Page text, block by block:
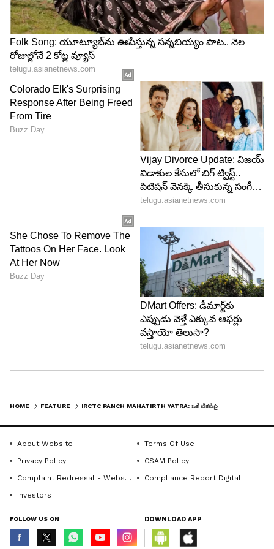
Image Credit :Gemini AI
ప్యాకేజీ ధరలు, క్లాస్ వివరాలు
ఈ భక్తి యాత్రలో బడ్జెట్‌ను బట్టి మూడు రకాల క్లాస్‌లను
అందుబాటులో ఉంచారు. ఎకానమీ క్లాస్ (స్లీపర్), స్టాండర్డ్
క్లాస్ (3AC), మరో స్టాండర్డ్ క్లాస్ (2AC) ఆప్షన్స్ ఉన్నాయి.
• స్టాండర్డ్ (3AC): ఒకరికి రూ. 24,200/-
• ఎకానమీ (SL): ఒకరికి రూ. 40,100/-
• స్టాండర్డ్ (2AC): ఒకరికి రూ. 49,500/-
ప్యాకేజీ ధరలోనే రైలు ప్రయాణం, ప్యూర్ వెజిటేరియన్
బ్రేక్‌ఫాస్ట్, లంచ్, డిన్నర్ కవర్ అవుతాయి. స్లీపర్ క్లాస్ వారికి
నాన్ ఏసీ బడ్జెట్ హోటళ్లలో, ఏసీ క్లాస్ వారికి ఏసీ బడ్జెట్
హోటళ్లలో ట్విన్/ట్రిపుల్ షేరింగ్ బేసిస్‌పై బస కల్పిస్తారు.
అలాగే లోకల్ సైట్ సీయింగ్ కోసం నాన్-ఏసీ బస్సులు
ఉంటాయి. రోజుకు రెండు వాటర్ బాటిళ్లు, ట్రావెల్
ఇన్సూరెన్స్, రైలులో సెక్యూరిటీ స్టాఫ్, అనౌన్స్‌మెంట్ల కోసం
టూర్ ఎస్కార్ట్ సేవలు ఉచితంగా అందిస్తారు.
Image Credit :Gemini
ఈ టూర్ రాజ్‌కోట్ నుంచి ప్రారంభం కానుంది. మొత్తం 12
రాత్రులు, 13 రోజుల పాటు సాగే ఈ లాంగ్ అండ్ డివైన్ జర్నీ
HOME FEATURE
About Website
Terms Of Use
Privacy Policy
CSAM Policy
Complaint Redressal - Website
Compliance Report Digital
Investors
FOLLOW US ON DOWNLOAD APP